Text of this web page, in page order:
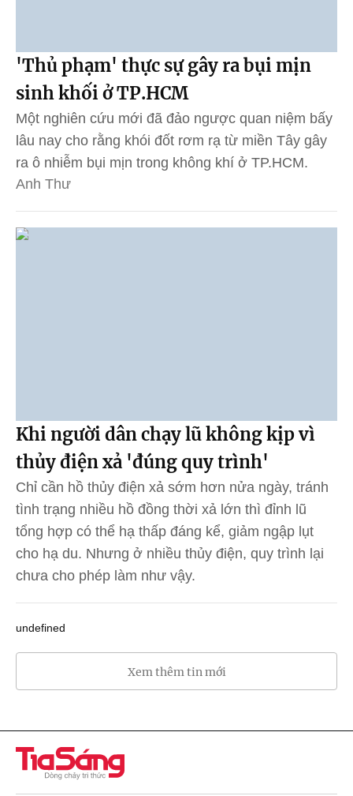
'Thủ phạm' thực sự gây ra bụi mịn
sinh khối ở TP.HCM
Một nghiên cứu mới đã đảo ngược quan niệm bấy
lâu nay cho rằng khói đốt rơm rạ từ miền Tây gây
ra ô nhiễm bụi mịn trong không khí ở TP.HCM.
Anh Thư
Khi người dân chạy lũ không kịp vì
thủy điện xả 'đúng quy trình'
Chỉ cần hồ thủy điện xả sớm hơn nửa ngày, tránh
tình trạng nhiều hồ đồng thời xả lớn thì đỉnh lũ
tổng hợp có thể hạ thấp đáng kể, giảm ngập lụt
cho hạ du. Nhưng ở nhiều thủy điện, quy trình lại
chưa cho phép làm như vậy.
undefined
Xem thêm tin mới